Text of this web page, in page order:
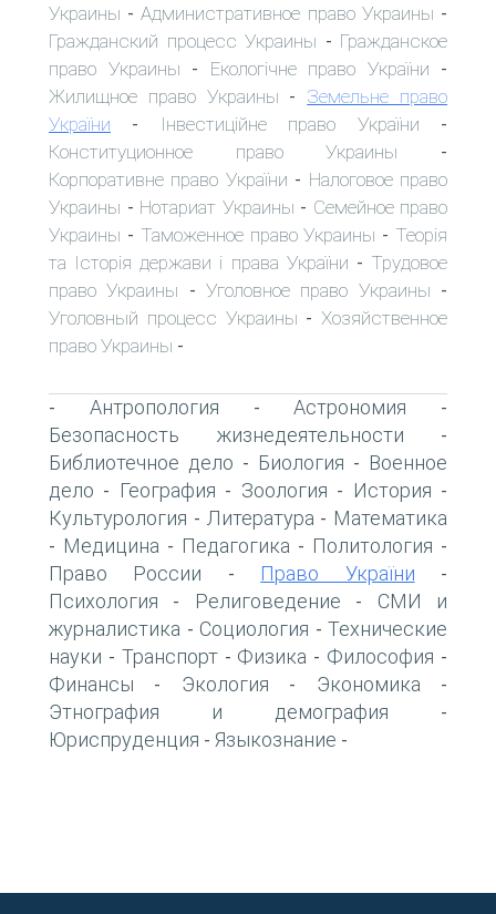
Украины -Административное право Украины -
Гражданский процесс Украины - Гражданское
право Украины - Екологічне право України -
Жилищное право Украины - Земельне право
України - Інвестиційне право України -
Конституционное право Украины -
Корпоративне право України - Налоговое право
Украины - Нотариат Украины - Семейное право
Украины - Таможенное право Украины - Теорія
та Історія держави і права України - Трудовое
право Украины -Уголовное право Украины -
Уголовный процесс Украины - Хозяйственное
право Украины -
- Антропология -Астрономия -
Безопасность жизнедеятельности -
Библиотечное дело - Биология - Военное
дело - География - Зоология - История -
Культурология - Литература - Математика
- Медицина - Педагогика - Политология -
Право России - Право України -
Психология - Религоведение - СМИ и
журналистика - Социология - Технические
науки - Транспорт- Физика - Философия -
Финансы - Экология - Экономика -
Этнография и демография -
Юриспруденция - Языкознание -